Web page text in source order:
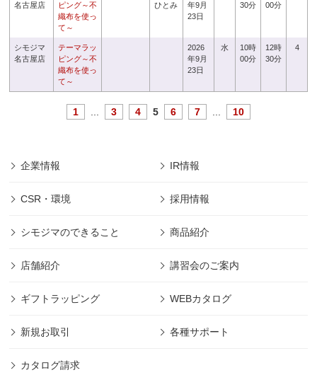
名古屋店
ピング～不
織布を使っ
て～
ひとみ
年9月
23日
30分
00分
シモジマ
名古屋店
テーマラッ
ピング～不
織布を使っ
て～
2026
年9月
23日
水
10時
00分
12時
30分
4
1 3 4 5 6 7 10
企業情報 IR情報
CSR・環境 採用情報
シモジマのできること 商品紹介
店舗紹介 講習会のご案内
ギフトラッピング WEBカタログ
新規お取引 各種サポート
カタログ請求